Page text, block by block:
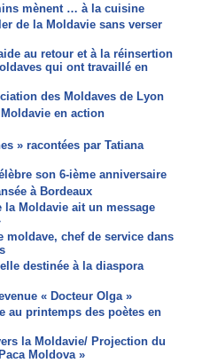
mènent … à la cuisine
de la Moldavie sans verser
au retour et à la réinsertion
qui ont travaillé en
des Moldaves de Lyon
en action
» racontées par Tatiana
son 6-ième anniversaire
à Bordeaux
Moldavie ait un message
moldave, chef de service dans
destinée à la diaspora
« Docteur Olga »
au printemps des poètes en
la Moldavie/ Projection du
Moldova »